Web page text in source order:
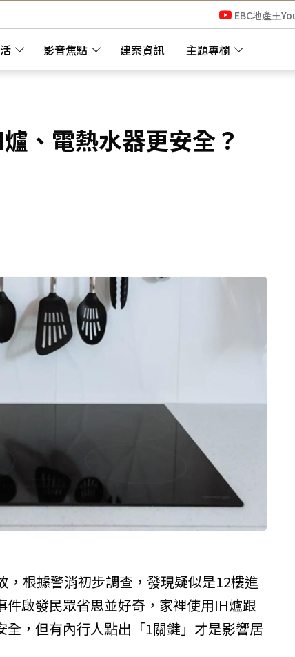
影音焦點 建案資訊 主題專欄
EBC地產王
、電熱水器更安全？
，根據警消初步調查，發現疑似是12樓進
啟發民眾省思並好奇，家裡使用IH爐跟
，但有內行人點出「1關鍵」才是影響居